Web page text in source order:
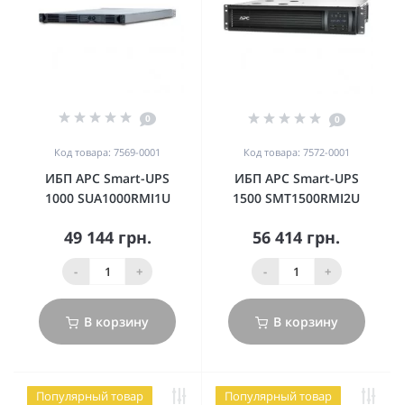
0
Код товара: 7569-0001
ИБП APC Smart-UPS
1000 SUA1000RMI1U
49 144 грн.
- +
В корзину
0
Код товара: 7572-0001
ИБП APC Smart-UPS
1500 SMT1500RMI2U
56 414 грн.
- +
В корзину
Популярный товар Популярный товар